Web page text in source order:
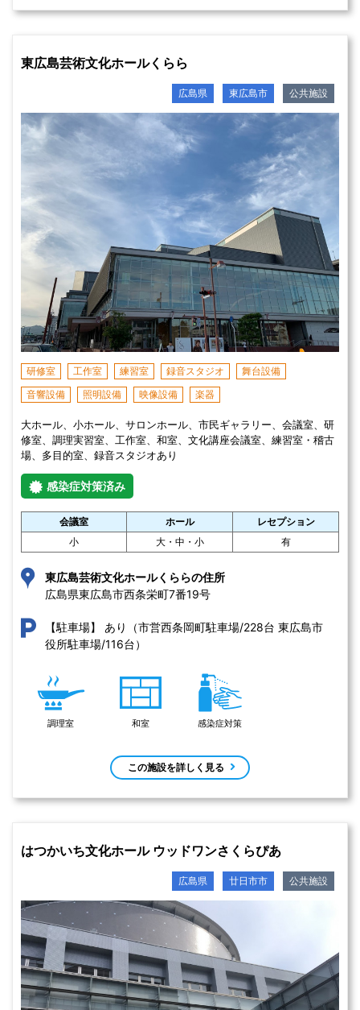
東広島芸術文化ホールくらら
広島県 東広島市 公共施設
研修室 工作室 練習室 録音スタジオ
舞台設備
音響設備
照明設備 映像設備 楽器
大ホール、小ホール、サロンホール、市民ギャラリー、会議室、研
修室、調理実習室、工作室、和室、文化講座会議室、練習室・稽古
場、多目的室、録音スタジオあり
感染症対策済み
会議室 ホール
レセプション
小
大・中・小 有
東広島芸術文化ホールくららの住所
広島県東広島市⻄条栄町7番19号
【駐車場】
あり（市営西条岡町駐車場/228台 東広島市
役所駐車場/116台）
調理室 和室 感染症対策
この施設を詳しく見る
はつかいち文化ホール ウッドワンさくらぴあ
広島県 廿日市市 公共施設